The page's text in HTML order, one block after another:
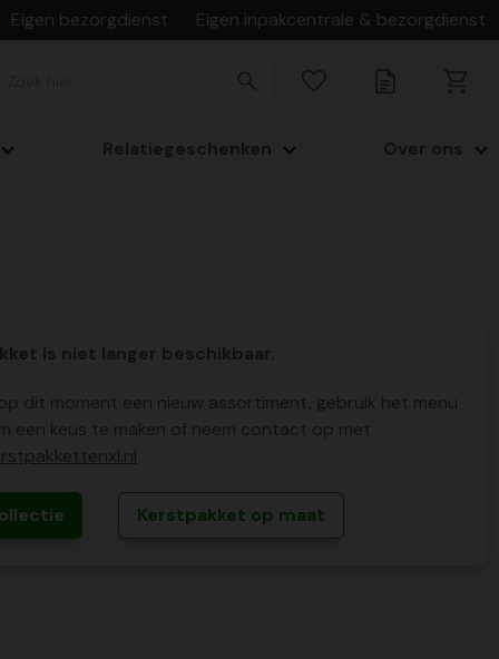
Eigen bezorgdienst Eigen inpakcentrale & bezorgdienst
Relatiegeschenken Over ons
is niet langer beschikbaar.
dit moment een nieuw assortiment, gebruik het menu
een keus te maken of neem contact op met
Kerstpakket op maat